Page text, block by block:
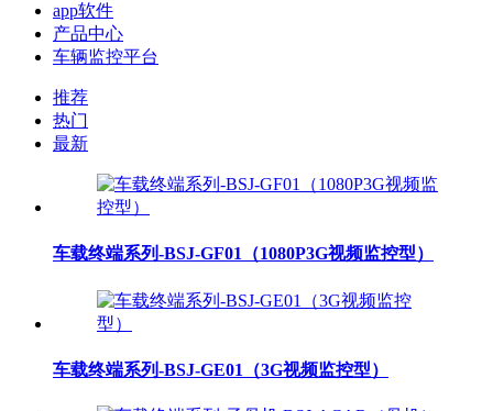
app软件
产品中心
车辆监控平台
推荐
热门
最新
车载终端系列-BSJ-GF01（1080P3G视频监控型）
车载终端系列-BSJ-GE01（3G视频监控型）